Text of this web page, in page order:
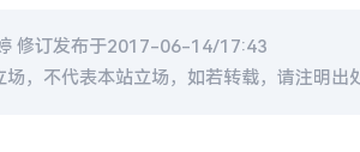
修订发布于2017-06-14/17:43
场，不代表本站立场，如若转载，请注明出